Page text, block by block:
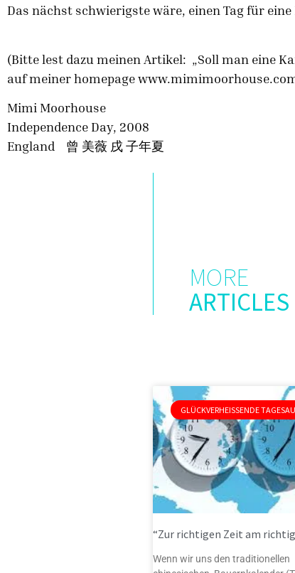
Das nächst schwierigste wäre, einen Tag für
(Bitte lest dazu meinen Artikel: „Soll man eine
auf meiner homepage
Mimi Moorhouse
Independence Day, 2008
England 曾 美薇 戌 子年夏
MORE
ARTICLES
GLÜCKVERHEISSENDE
“Zur richtigen Zeit am
Wenn wir uns den traditionellen